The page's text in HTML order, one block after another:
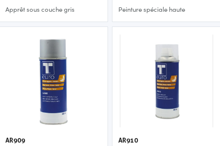
Apprêt sous couche gris
Peinture spéciale haute
AR909 AR910